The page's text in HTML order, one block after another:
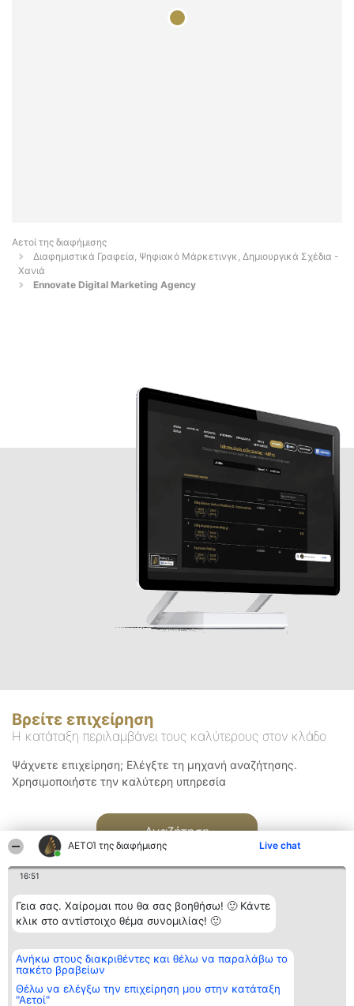
ΑΕΤΟΊ της διαφήμισης Live chat
16:51
Γεια σας. Χαίρομαι που θα σας βοηθήσω! 🙂 Κάντε
κλικ στο αντίστοιχο θέμα συνομιλίας! 🙂
Ανήκω στους διακριθέντες και θέλω να παραλάβω το
πακέτο βραβείων
Θέλω να ελέγξω την επιχείρηση μου στην κατάταξη
"Αετοί"
Αετοί της διαφήμισης
Διαφημιστικά Γραφεία, Ψηφιακό Μάρκετινγκ, Δημιουργικά Σχέδια -
Χανιά
Ennovate Digital Marketing Agency
Βρείτε επιχείρηση
Η κατάταξη περιλαμβάνει τους καλύτερους στον κλάδο
Ψάχνετε επιχείρηση; Ελέγξτε τη μηχανή αναζήτησης.
Χρησιμοποιήστε την καλύτερη υπηρεσία
Αναζήτηση
Διοργανωτής της
κατάταξης
BEAUTIFUL COMPANY
ΤΗΛ. ΕΠΙΚΟΙΝΩΝΙΑΣ:
Κατάταξη
Διακριθέντες
των
διακριθέντων
Επικοινωνία
Επικοινωνία